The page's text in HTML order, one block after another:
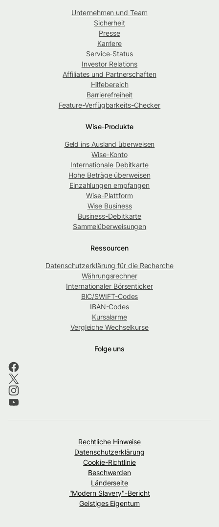
Unternehmen und Team
Sicherheit
Presse
Karriere
Service-Status
Investor Relations
Affiliates und Partnerschaften
Hilfebereich
Barrierefreiheit
Feature-Verfügbarkeits-Checker
Wise-Produkte
Geld ins Ausland überweisen
Wise-Konto
Internationale Debitkarte
Hohe Beträge überweisen
Einzahlungen empfangen
Wise-Plattform
Wise Business
Business-Debitkarte
Sammelüberweisungen
Ressourcen
Datenschutzerklärung für die Recherche
Währungsrechner
Internationaler Börsenticker
BIC/SWIFT-Codes
IBAN-Codes
Kursalarme
Vergleiche Wechselkurse
Folge uns
Rechtliche Hinweise
Datenschutzerklärung
Cookie-Richtlinie
Beschwerden
Länderseite
"Modern Slavery"-Bericht
Geistiges Eigentum